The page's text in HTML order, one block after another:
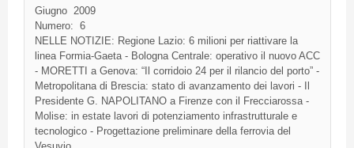
Giugno
2009
Numero: 6
NELLE NOTIZIE: Regione Lazio: 6 milioni per riattivarela
linea Formia-Gaeta- Bologna Centrale: operativo il nuovoACC
- MORETTI a Genova: “Il corridoio24 per il rilanciodel porto”-
Metropolitana di Brescia: stato di avanzamento dei lavori - Il
PresidenteG. NAPOLITANO a Firenzecon il Frecciarossa-
Molise: in estate lavori di potenziamento infrastrutturalee
tecnologico- Progettazione preliminare della ferroviadel